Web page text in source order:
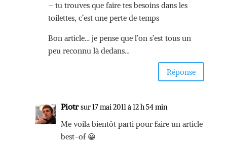
– tu trouves que faire tes besoins dans les
toilettes, c’est une perte de temps
Bon article… je pense que l’on s’est tous un
peu reconnu là dedans…
Réponse
Piotr sur 17 mai 2011 à 12 h 54 min
Me voila bientôt parti pour faire un article
best-of 😀